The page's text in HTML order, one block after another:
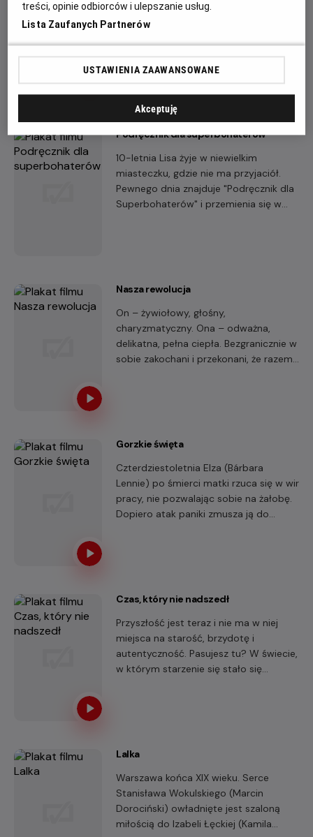
W podzielonym na dystrykty państwie
Panem, ze stolicą w Kapitolu, co roku
odbywają się krwawe igrzyska, w
których rywalizują młodzi reprezentanci
każdego z dystryktów.
Podręcznik dla superbohaterów
10-letnia Lisa żyje w niewielkim
miasteczku, gdzie nie ma przyjaciół.
Pewnego dnia znajduje "Podręcznik dla
Superbohaterów" i przemienia się w
Nasza rewolucja
On – żywiołowy, głośny,
charyzmatyczny. Ona – odważna,
delikatna, pełna ciepła. Bezgranicznie w
sobie zakochani i przekonani, że razem
Gorzkie święta
Czterdziestoletnia Elza (Bárbara
Lennie) po śmierci matki rzuca się w wir
pracy, nie pozwalając sobie na żałobę.
Dopiero atak paniki zmusza ją do
Czas, który nie nadszedł
Przyszłość jest teraz i nie ma w niej
miejsca na starość, brzydotę i
autentyczność. Pasujesz tu? W świecie,
w którym starzenie się stało się
Lalka
Warszawa końca XIX wieku. Serce
Stanisława Wokulskiego (Marcin
Dorociński) owładnięte jest szaloną
miłością do Izabeli Łęckiej (Kamila
treści, opinie odbiorców i ulepszanie usług.
Lista Zaufanych Partnerów
USTAWIENIA ZAAWANSOWANE
Akceptuję